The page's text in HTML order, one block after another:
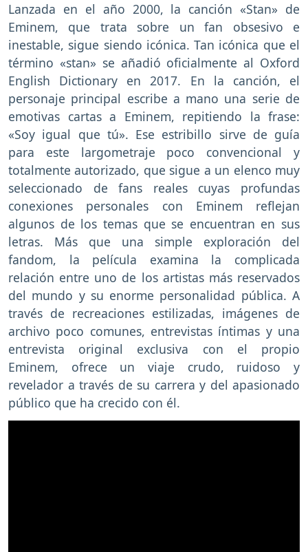
Lanzada en el año 2000, la canción «Stan» de
Eminem, que trata sobre un fan obsesivo e
inestable, sigue siendo icónica. Tan icónica que el
término «stan» se añadió oficialmente al Oxford
English Dictionary en 2017. En la canción, el
personaje principal escribe a mano una serie de
emotivas cartas a Eminem, repitiendo la frase:
«Soy igual que tú». Ese estribillo sirve de guía
para este largometraje poco convencional y
totalmente autorizado, que sigue a un elenco muy
seleccionado de fans reales cuyas profundas
conexiones personales con Eminem reflejan
algunos de los temas que se encuentran en sus
letras. Más que una simple exploración del
fandom, la película examina la complicada
relación entre uno de los artistas más reservados
del mundo y su enorme personalidad pública. A
través de recreaciones estilizadas, imágenes de
archivo poco comunes, entrevistas íntimas y una
entrevista original exclusiva con el propio
Eminem, ofrece un viaje crudo, ruidoso y
revelador a través de su carrera y del apasionado
público que ha crecido con él.